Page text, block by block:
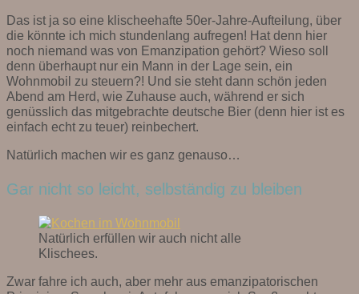
Das ist ja so eine klischeehafte 50er-Jahre-Aufteilung, über
die könnte ich mich stundenlang aufregen! Hat denn hier
noch niemand was von Emanzipation gehört? Wieso soll
denn überhaupt nur ein Mann in der Lage sein, ein
Wohnmobil zu steuern?! Und sie steht dann schön jeden
Abend am Herd, wie Zuhause auch, während er sich
genüsslich das mitgebrachte deutsche Bier (denn hier ist es
einfach echt zu teuer) reinbechert.
Natürlich machen wir es ganz genauso…
Gar nicht so leicht, selbständig zu bleiben
Natürlich erfüllen wir auch nicht alle
Klischees.
Zwar fahre ich auch, aber mehr aus emanzipatorischen